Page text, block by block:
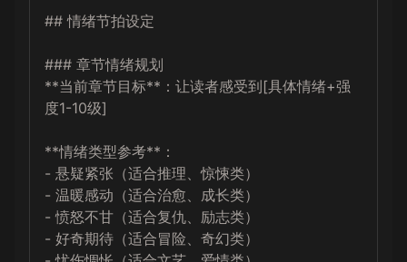
## 情绪节拍设定
### 章节情绪规划
**当前章节目标**：让读者感受到[具体情绪+强
度1-10级]
**情绪类型参考**：
- 悬疑紧张（适合推理、惊悚类）
- 温暖感动（适合治愈、成长类）
- 愤怒不甘（适合复仇、励志类）
- 好奇期待（适合冒险、奇幻类）